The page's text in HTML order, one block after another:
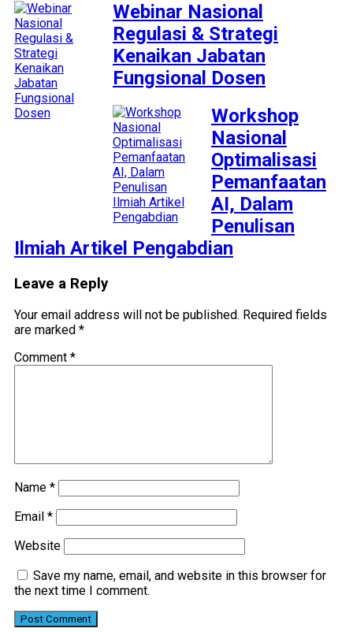
Webinar Nasional
Regulasi & Strategi
Kenaikan Jabatan
Fungsional Dosen
Workshop
Nasional
Optimalisasi
Pemanfaatan
AI, Dalam
Penulisan
Ilmiah Artikel Pengabdian
Leave a Reply
Your email address will not be published. Required fields
are marked *
Comment *
Name *
Email *
Website
Save my name, email, and website in this browser for
the next time I comment.